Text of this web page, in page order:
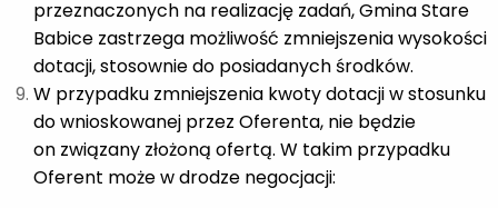
przeznaczonych na realizację zadań, Gmina Stare
Babice zastrzega możliwość zmniejszenia wysokości
dotacji, stosownie do posiadanych środków.
W przypadku zmniejszenia kwoty dotacji w stosunku
do wnioskowanej przez Oferenta, nie będzie
on związany złożoną ofertą. W takim przypadku
Oferent może w drodze negocjacji: